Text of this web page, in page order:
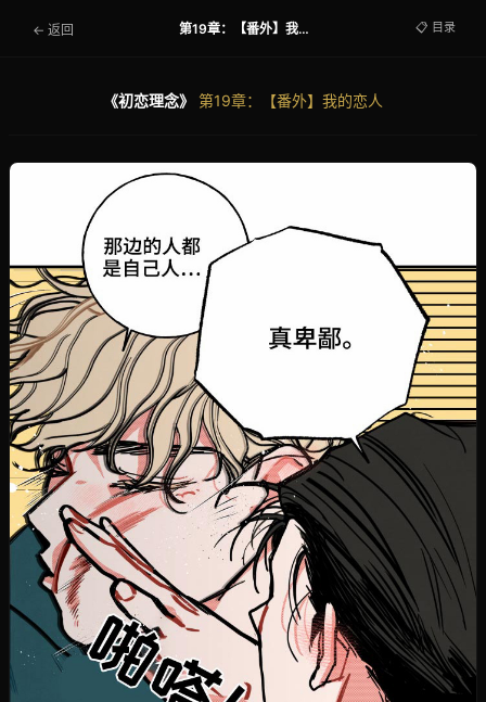
← 返回 第19章：【番外】我的恋人 📋 目录
《初恋理念》 第19章：【番外】我的恋人